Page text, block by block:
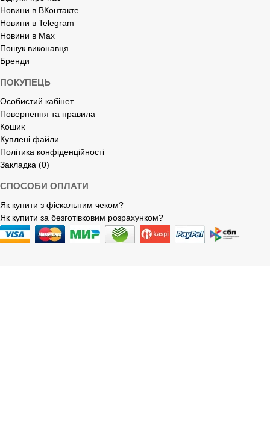
Новини в ВКонтакте
Новини в Telegram
Новини в Max
Пошук виконавця
Бренди
ПОКУПЕЦЬ
Особистий кабінет
Повернення та правила
Кошик
Куплені файли
Політика конфіденційності
Закладка (0)
СПОСОБИ ОПЛАТИ
Як купити з фіскальним чеком?
Як купити за безготівковим розрахунком?